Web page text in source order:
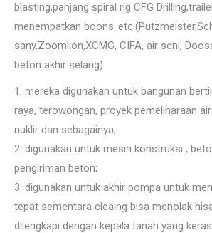
blasting,panjang spiral rig CFG
menempatkan
sany,Zoomlion,XCMG, CIFA, air seni,
beton akhir selang)
1. mereka digunakan untuk bangunan
raya, terowongan, proyek pemeliharaan
nuklir dan sebagainya;
2. digunakan untuk mesin konstruksi ,
pengiriman beton;
3. digunakan untuk akhir pompa untuk
tepat sementara cleaing bisa menolak
dilengkapi dengan kepala tanah yang